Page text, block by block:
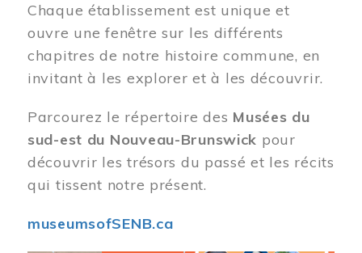
Chaque établissement est unique et
ouvre une fenêtre sur les différents
chapitres de notre histoire commune, en
invitant à les explorer et à les découvrir.
Parcourez le répertoire des Musées du
sud-est du Nouveau-Brunswick pour
découvrir les trésors du passé et les récits
qui tissent notre présent.
museumsofSENB.ca